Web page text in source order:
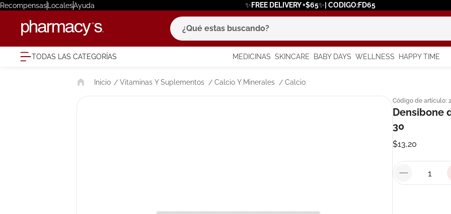
RecompensasLocalesAyuda ✨FREE DELIVERY +$65✨| CODIGO:FD65
¿Qué estas buscando?
TODAS LAS CATEGORÍAS MEDICINAS SKINCARE BABY DAYS WELLNESS HAPPY TIME
Vitaminas Y Suplementos Calcio Y Minerales Calcio
Código de artículo:
Densibone
30
$13,20
términos más buscados
1. eucerin